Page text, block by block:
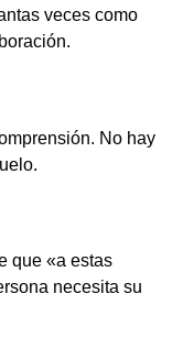
veces como
No hay
que «a estas
necesita su